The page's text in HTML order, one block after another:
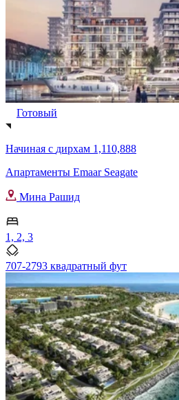
Готовый
Начиная с дирхам 1,110,888
Апартаменты Emaar Seagate
Мина Рашид
1, 2, 3
707-2793 квадратный фут